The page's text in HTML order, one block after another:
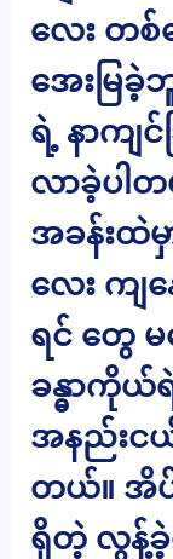
လေး တစ်န
အေးမြခဲ့
ရဲ့ နာကျ
လာခဲ့ပါ
အခန်းထဲမှ
လေး ကျန
ရင် တွေ မ
ခန္ဓာကိုယ်
အနည်းင
တယ်။ အိပ်
ရှိတဲ့ လွန့်